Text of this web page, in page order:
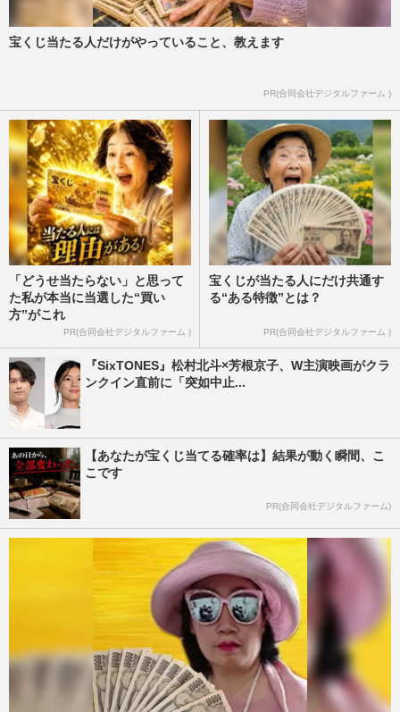
宝くじ当たる人だけがやっていること、教えます
PR(合同会社デジタルファーム )
「どうせ当たらない」と思って
た私が本当に当選した“買い
方”がこれ
PR(合同会社デジタルファーム )
宝くじが当たる人にだけ共通す
る“ある特徴”とは？
PR(合同会社デジタルファーム )
『SixTONES』松村北斗×芳根京子、W主演映画がクラ
ンクイン直前に「突如中止...
【あなたが宝くじ当てる確率は】結果が動く瞬間、こ
こです
PR(合同会社デジタルファーム)